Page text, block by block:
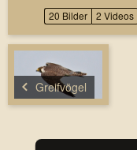
20 Bilder 2 Videos
Greifvögel